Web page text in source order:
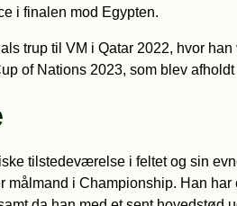
i finalen mod Egypten.
trup til VM i Qatar 2022, hvor
of Nations 2023, som blev afholdt
tilstedeværelse i feltet og sin
målmand i Championship. Han